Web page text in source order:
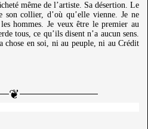
même de l’artiste. Sa désertion. Le
son collier, d’où qu’elle vienne. Je ne
hommes. Je veux être le premier au
tous, ce qu’ils disent n’a aucun sens.
chose en soi, ni au peuple, ni au Crédit